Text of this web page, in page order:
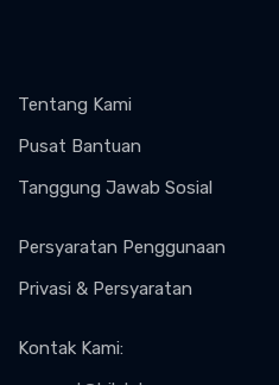
Tentang Kami
Pusat Bantuan
Tanggung Jawab Sosial
Persyaratan Penggunaan
Privasi & Persyaratan
Kontak Kami: